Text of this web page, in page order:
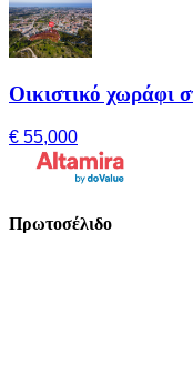
Οικιστικό χωράφι
€ 55,000
Πρωτοσέλιδο